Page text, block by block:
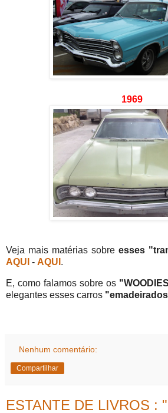
1969
Veja mais matérias sobre esses
AQUI - AQUI .
E, como falamos sobre os
elegantes esses carros
Nenhum comentário:
Compartilhar
ESTANTE DE LIVROS :